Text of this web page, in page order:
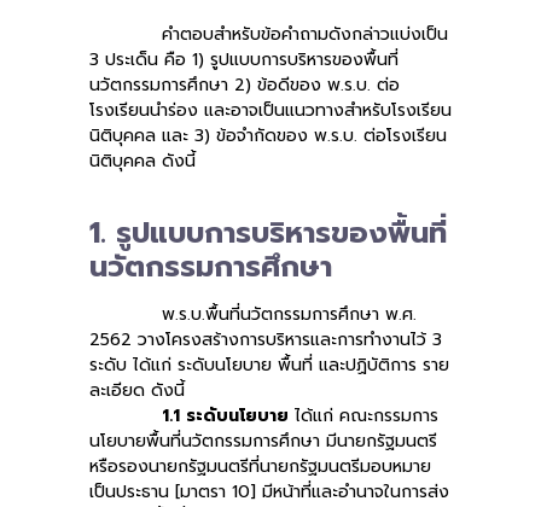
คำตอบสำหรับข้อคำถามดังกล่าวแบ่งเป็น
3 ประเด็น คือ 1) รูปแบบการบริหารของพื้นที่
นวัตกรรมการศึกษา 2) ข้อดีของ พ.ร.บ. ต่อ
โรงเรียนนำร่อง และอาจเป็นแนวทางสำหรับโรงเรียน
นิติบุคคล และ 3) ข้อจำกัดของ พ.ร.บ. ต่อโรงเรียน
นิติบุคคล ดังนี้
1. รูปแบบการบริหารของพื้นที่
นวัตกรรมการศึกษา
พ.ร.บ.พื้นที่นวัตกรรมการศึกษา พ.ศ.
2562 วางโครงสร้างการบริหารและการทำงานไว้ 3
ระดับ ได้แก่ ระดับนโยบาย พื้นที่ และปฏิบัติการ ราย
ละเอียด ดังนี้
1.1 ระดับนโยบาย ได้แก่ คณะกรรมการ
นโยบายพื้นที่นวัตกรรมการศึกษา มีนายกรัฐมนตรี
หรือรองนายกรัฐมนตรีที่นายกรัฐมนตรีมอบหมาย
เป็นประธาน [มาตรา 10] มีหน้าที่และอำนาจในการส่ง